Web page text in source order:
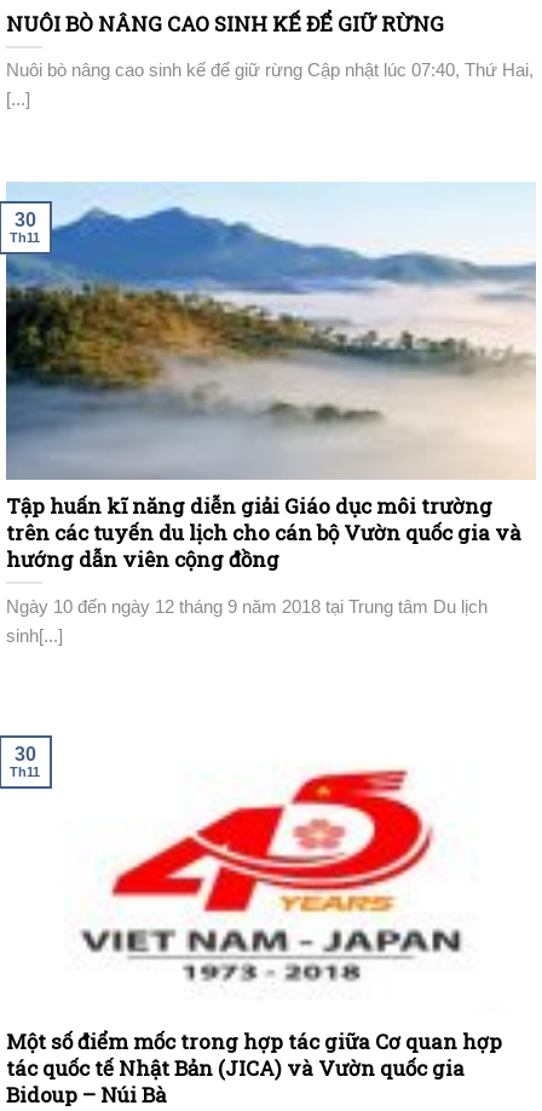
NUÔI BÒ NÂNG CAO SINH KẾ ĐỂ GIỮ RỪNG
Nuôi bò nâng cao sinh kế để giữ rừng Cập nhật lúc 07:40, Thứ Hai,
[...]
Tập huấn kĩ năng diễn giải Giáo dục môi trường
trên các tuyến du lịch cho cán bộ Vườn quốc gia và
hướng dẫn viên cộng đồng
Ngày 10 đến ngày 12 tháng 9 năm 2018 tại Trung tâm Du lịch
sinh[...]
30
Th11
Một số điểm mốc trong hợp tác giữa Cơ quan hợp
tác quốc tế Nhật Bản (JICA) và Vườn quốc gia
Bidoup – Núi Bà
30
Th11